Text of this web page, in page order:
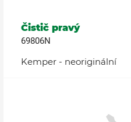
Čistič pravý
69806N
Kemper - neoriginální